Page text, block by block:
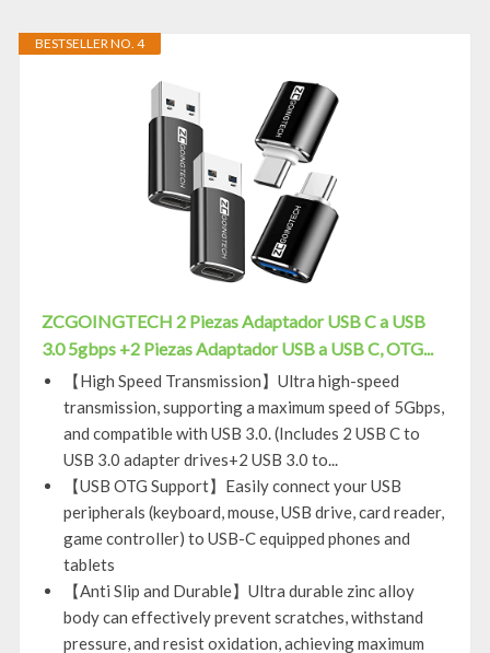
BESTSELLER NO. 4
ZCGOINGTECH 2 Piezas Adaptador USB C a USB
3.0 5gbps +2 Piezas Adaptador USB a USB C, OTG...
【High Speed Transmission】Ultra high-speed
transmission, supporting a maximum speed of 5Gbps,
and compatible with USB 3.0. (Includes 2 USB C to
USB 3.0 adapter drives+2 USB 3.0 to...
【USB OTG Support】Easily connect your USB
peripherals (keyboard, mouse, USB drive, card reader,
game controller) to USB-C equipped phones and
tablets
【Anti Slip and Durable】Ultra durable zinc alloy
body can effectively prevent scratches, withstand
pressure, and resist oxidation, achieving maximum